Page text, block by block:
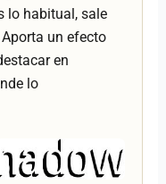
lo habitual, sale
un efecto
en
lo